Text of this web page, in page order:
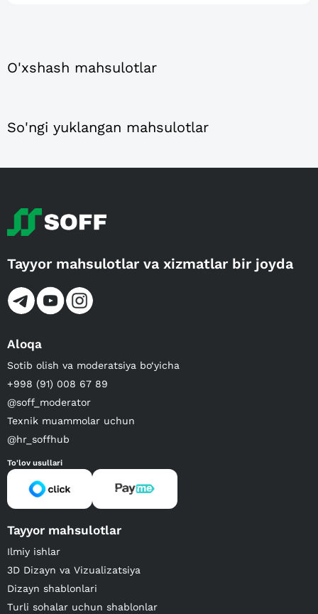
O'xshash mahsulotlar
So'ngi yuklangan mahsulotlar
Tayyor mahsulotlar va xizmatlar bir joyda
Aloqa
Sotib olish va moderatsiya bo‘yicha
+998 (91) 008 67 89
@soff_moderator
Texnik muammolar uchun
@hr_soffhub
To'lov usullari
Tayyor mahsulotlar
Ilmiy ishlar
3D Dizayn va Vizualizatsiya
Dizayn shablonlari
Turli sohalar uchun shablonlar